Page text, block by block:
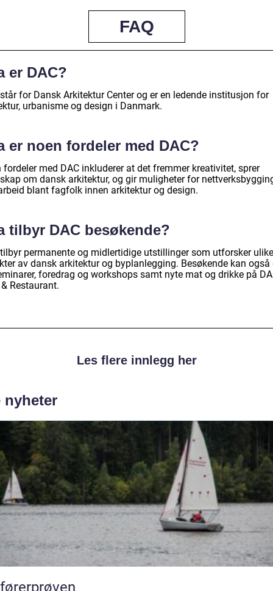
FAQ
er DAC?
for Dansk Arkitektur Center og er en ledende institusjon for
urbanisme og design i Danmark.
er noen fordeler med DAC?
fordeler med DAC inkluderer at det fremmer kreativitet, sprer
om dansk arkitektur, og gir muligheter for
blant fagfolk innen arkitektur og design.
tilbyr DAC besøkende?
permanente og midlertidige utstillinger som utforsker ulike
av dansk arkitektur og byplanlegging. Besøkende kan også
foredrag og workshops samt nyte mat og drikke på
Restaurant.
Les flere innlegg her
nyheter